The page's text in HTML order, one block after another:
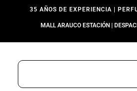
35 AÑOS DE EXPERIENCIA |
MALL ARAUCO ESTACIÓN |